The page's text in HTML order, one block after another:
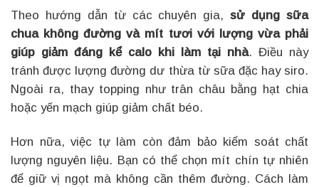
Theo hướng dẫn từ các chuyên gia,sử dụng sữa
chua không đường và mít tươi với lượng vừa phải
giúp giảm đáng kể calo khi làm tại nhà. Điều này
tránh được lượng đường dư thừa từ sữa đặc hay siro.
Ngoài ra, thay topping như trân châu bằng hạt chia
hoặc yến mạch giúp giảm chất béo.
Hơn nữa, việc tự làm còn đảm bảo kiểm soát chất
lượng nguyên liệu. Bạn có thể chọn mít chín tự nhiên
để giữ vị ngọt mà không cần thêm đường. Cách làm